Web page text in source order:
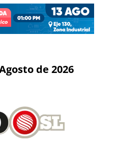
de 2026